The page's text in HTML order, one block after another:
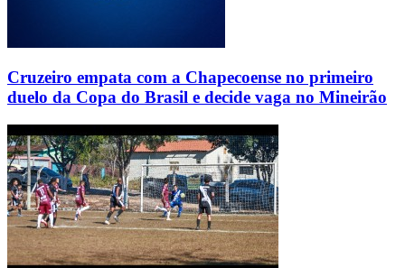
Cruzeiro empata com a Chapecoense no primeiro
duelo da Copa do Brasil e decide vaga no Mineirão